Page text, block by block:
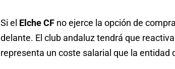
Si el Elche CF no ejerce la opción de
delante. El club andaluz tendrá que
representa un coste salarial que la entidad